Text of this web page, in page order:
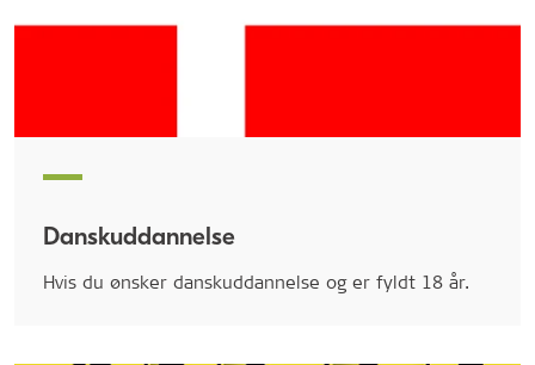
Danskuddannelse
Hvis du ønsker danskuddannelse og er fyldt 18 år.